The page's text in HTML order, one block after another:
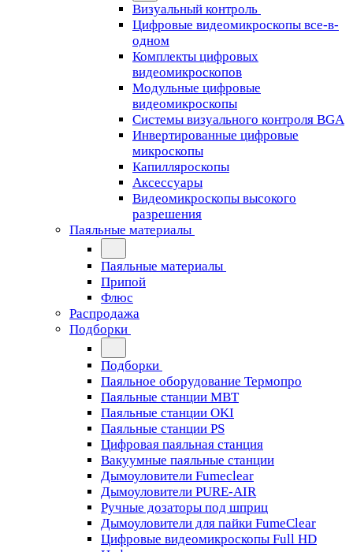
Визуальный контроль
Цифровые видеомикроскопы все-в-
одном
Комплекты цифровых
видеомикроскопов
Модульные цифровые
видеомикроскопы
Cистемы визуального контроля BGA
Инвертированные цифровые
микроскопы
Капилляроскопы
Аксессуары
Видеомикроскопы высокого
разрешения
Паяльные материалы
Паяльные материалы
Припой
Флюс
Распродажа
Подборки
Подборки
Паяльное оборудование Термопро
Паяльные станции MBT
Паяльные станции OKI
Паяльные станции PS
Цифровая паяльная станция
Вакуумные паяльные станции
Дымоуловители Fumeclear
Дымоуловители PURE-AIR
Ручные дозаторы под шприц
Дымоуловители для пайки FumeClear
Цифровые видеомикроскопы Full HD